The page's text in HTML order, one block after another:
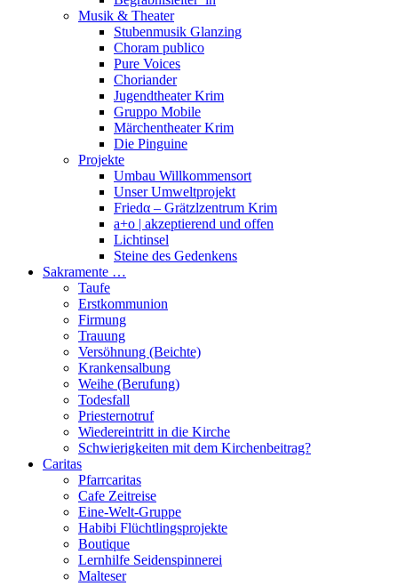
Musik & Theater
Stubenmusik Glanzing
Choram publico
Pure Voices
Choriander
Jugendtheater Krim
Gruppo Mobile
Märchentheater Krim
Die Pinguine
Projekte
Umbau Willkommensort
Unser Umweltprojekt
Friedα – Grätzlzentrum Krim
a+o | akzeptierend und offen
Lichtinsel
Steine des Gedenkens
Sakramente …
Taufe
Erstkommunion
Firmung
Trauung
Versöhnung (Beichte)
Krankensalbung
Weihe (Berufung)
Todesfall
Priesternotruf
Wiedereintritt in die Kirche
Schwierigkeiten mit dem Kirchenbeitrag?
Caritas
Pfarrcaritas
Cafe Zeitreise
Eine-Welt-Gruppe
Habibi Flüchtlingsprojekte
Boutique
Lernhilfe Seidenspinnerei
Malteser